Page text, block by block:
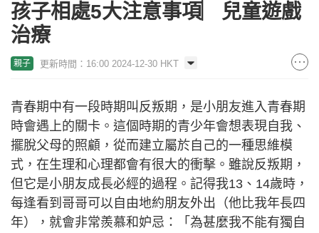
孩子相處5大注意事項︳兒童遊戲
治療
親子 更新時間：16:00 2024-12-30 HKT
青春期中有一段時期叫反叛期，是小朋友進入青春期
時會遇上的關卡。這個時期的青少年會想表現自我、
擺脫父母的照顧，從而建立屬於自己的一種思維模
式，在生理和心理都會有很大的衝擊。雖說反叛期，
但它是小朋友成長必經的過程。記得我13、14歲時，
每逢看到哥哥可以自由地約朋友外出（他比我年長四
年），就會非常羨慕和妒忌：「為甚麼我不能有獨自